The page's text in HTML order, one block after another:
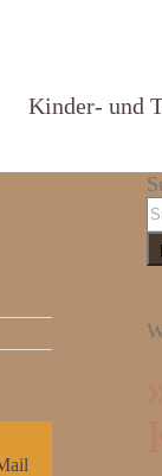
Kinder- und